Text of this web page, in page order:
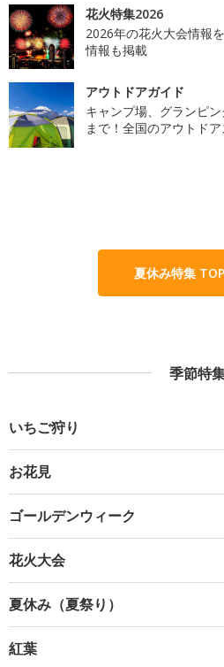
花火特集2026
2026年の花火大会情報
情報も掲載
アウトドアガイド
キャンプ場、グランピ
まで！全国のアウトド
夏休み特集
季節特
いちご狩り
お花見
ゴールデンウィーク
花火大会
夏休み（夏祭り）
紅葉